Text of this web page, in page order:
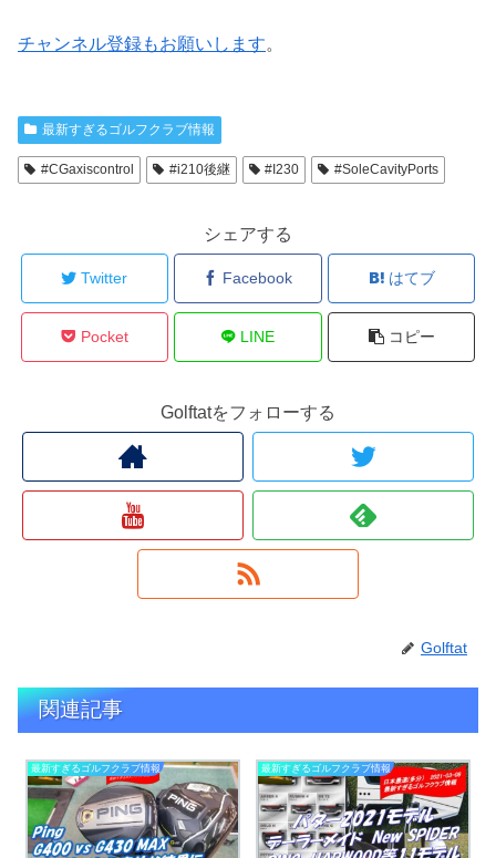
チャンネル登録もお願いします。
最新すぎるゴルフクラブ情報
#CGaxiscontrol #i210後継 #I230 #SoleCavityPorts
シェアする
Twitter Facebook はてブ
Pocket LINE コピー
Golftatをフォローする
Golftat
関連記事
最新すぎるゴルフクラブ情報 最新すぎるゴルフクラブ情報